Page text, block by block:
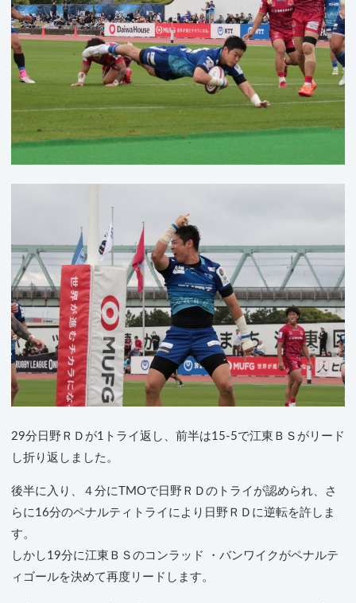
29分日野ＲＤが1トライ返し、前半は15-5で江東ＢＳがリード
し折り返しました。
後半に入り、４分にTMOで日野ＲＤのトライが認められ、さ
らに16分のペナルティトライにより日野ＲＤに逆転を許しま
す。
しかし19分に江東ＢＳのコンラッド ・バンワイクがペナルテ
ィゴールを決めて再度リードします。